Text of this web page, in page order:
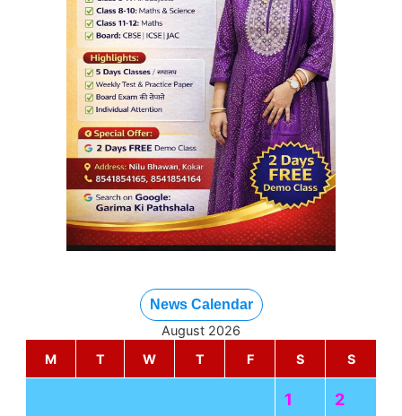
News Calendar
August 2026
M
T W T F S S
1 2